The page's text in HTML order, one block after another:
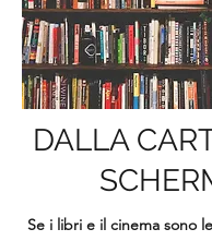
DALLA
Se i libri e il cinema sono